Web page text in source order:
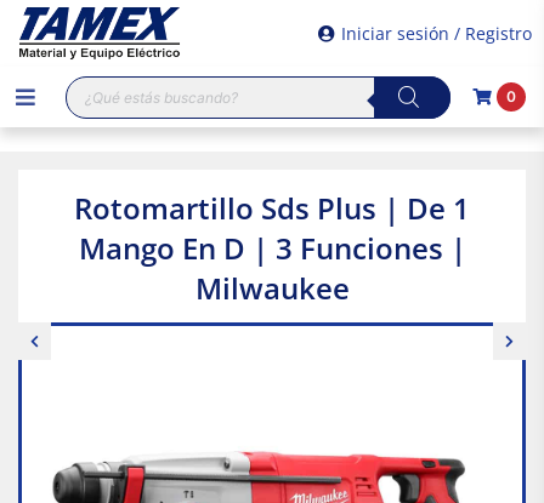
Iniciar sesión / Registro
Búsqueda
de
productos
0
Rotomartillo Sds Plus | De 1
Mango En D | 3 Funciones |
Milwaukee